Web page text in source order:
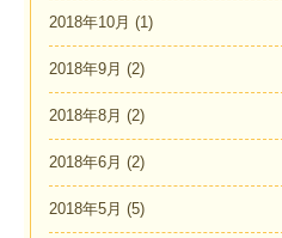
2018年10月 (1)
2018年9月 (2)
2018年8月 (2)
2018年6月 (2)
2018年5月 (5)